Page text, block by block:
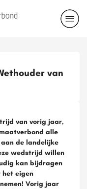
van
van vorig jaar,
alle
de landelijke
wedstrijd willen
kan bijdragen
het eigen
Vorig jaar